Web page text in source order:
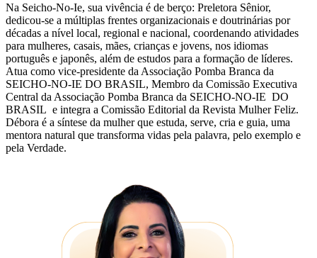
Na Seicho-No-Ie, sua vivência é de berço: Preletora Sênior,
dedicou-se a múltiplas frentes organizacionais e doutrinárias por
décadas a nível local, regional e nacional, coordenando atividades
para mulheres, casais, mães, crianças e jovens, nos idiomas
português e japonês, além de estudos para a formação de líderes.
Atua como vice-presidente da Associação Pomba Branca da
SEICHO-NO-IE DO BRASIL, Membro da Comissão Executiva
Central da Associação Pomba Branca da SEICHO-NO-IE DO
BRASIL e integra a Comissão Editorial da Revista Mulher Feliz.
Débora é a síntese da mulher que estuda, serve, cria e guia, uma
mentora natural que transforma vidas pela palavra, pelo exemplo e
pela Verdade.